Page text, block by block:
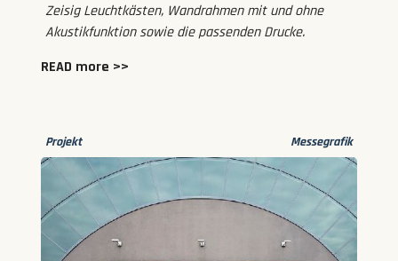
Zeisig Leuchtkästen, Wandrahmen mit und ohne
Akustikfunktion sowie die passenden Drucke.
READ more >>
Projekt Messegrafik